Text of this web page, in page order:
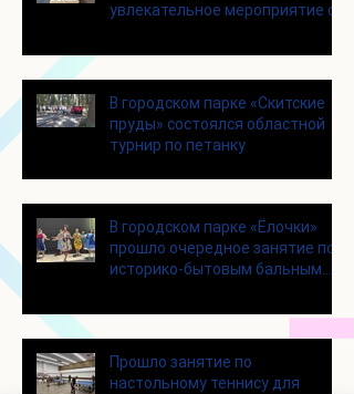
увлекательное мероприятие с
играми
В городском парке «Скитские
пруды» состоялся областной
турнир по петанку
В городском парке «Ёлочки»
прошло очередное занятие по
историко-бытовым бальным
Прошло занятие по
настольному теннису для